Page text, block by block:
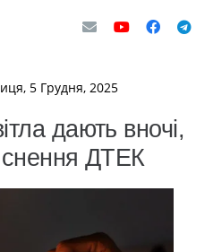
5 Грудня, 2025
дають вночі,
ДТЕК